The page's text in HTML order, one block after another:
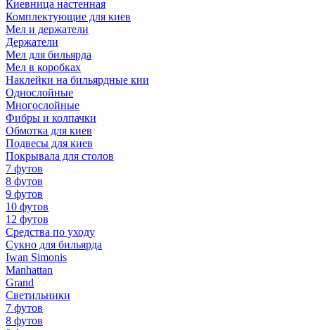
Киевница настенная
Комплектующие для киев
Мел и держатели
Держатели
Мел для бильярда
Мел в коробках
Наклейки на бильярдные кии
Однослойные
Многослойные
Фибры и колпачки
Обмотка для киев
Подвесы для киев
Покрывала для столов
7 футов
8 футов
9 футов
10 футов
12 футов
Средства по уходу
Сукно для бильярда
Iwan Simonis
Manhattan
Grand
Светильники
7 футов
8 футов